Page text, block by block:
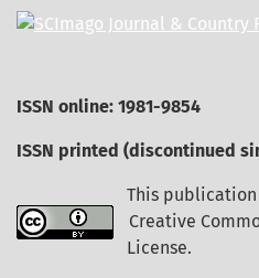
ISSN online: 1981-9854
ISSN printed (discontinued
This
Creative
License.